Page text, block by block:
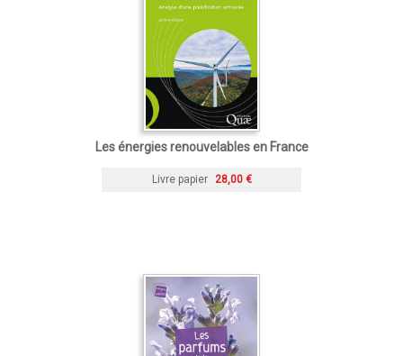
Les énergies renouvelables en France
Livre papier 28,00 €